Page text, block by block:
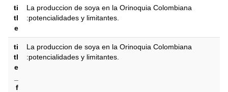
ti
tl
e
La produccion de soya en la Orinoquia Colombiana
:potencialidades y limitantes.
ti
tl
e
f
La produccion de soya en la Orinoquia Colombiana
:potencialidades y limitantes.